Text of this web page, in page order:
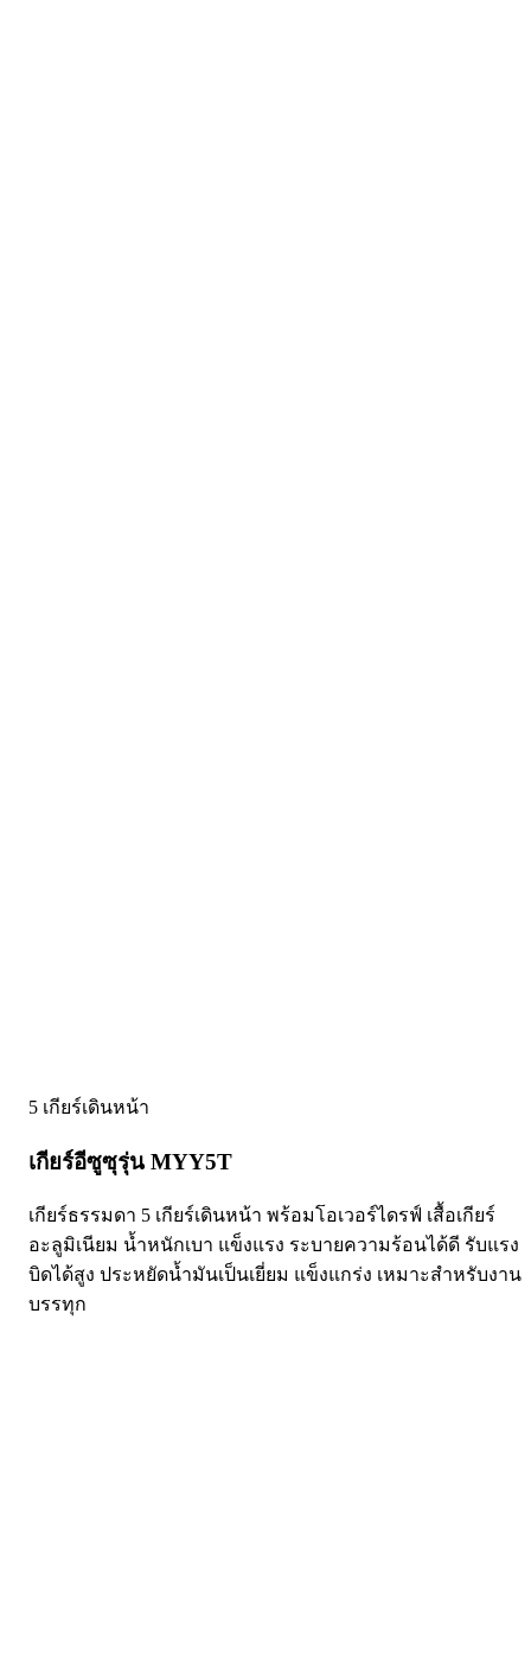
5 เกียร์เดินหน้า
เกียร์อีซูซุรุ่น MYY5T
เกียร์ธรรมดา 5 เกียร์เดินหน้า พร้อมโอเวอร์ไดรฟ์ เสื้อเกียร์
อะลูมิเนียม น้ำหนักเบา แข็งแรง ระบายความร้อนได้ดี รับแรง
บิดได้สูง ประหยัดน้ำมันเป็นเยี่ยม แข็งแกร่ง เหมาะสำหรับงาน
บรรทุก